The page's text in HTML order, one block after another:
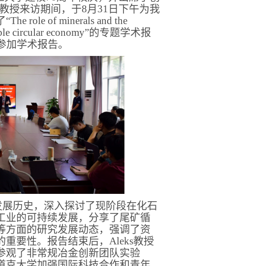
授来访期间，于8月31日下午为我
role of minerals and the
circular economy”的专题学术报
学术报告。
历史，深入探讨了现阶段在化石
业的可持续发展，分享了尾矿循
方面的研究发展动态，强调了资
要性。报告结束后，Aleks教授
观了非常规冶金创新团队实验